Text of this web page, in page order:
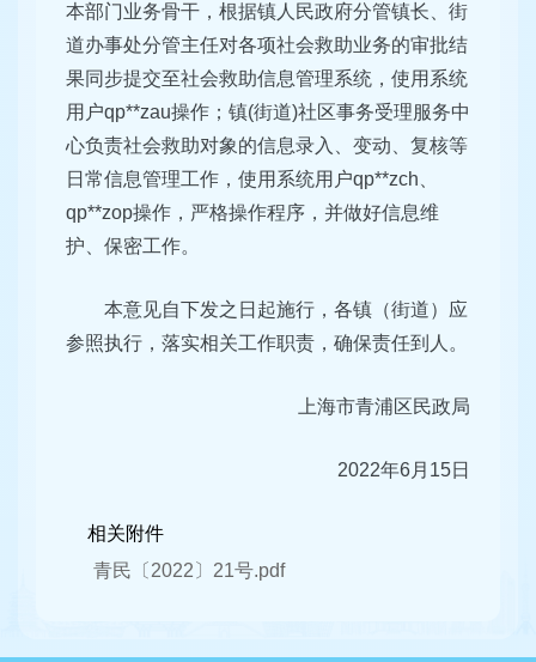
本部门业务骨干，根据镇人民政府分管镇长、街
道办事处分管主任对各项社会救助业务的审批结
果同步提交至社会救助信息管理系统，使用系统
用户qp**zau操作；镇(街道)社区事务受理服务中
心负责社会救助对象的信息录入、变动、复核等
日常信息管理工作，使用系统用户qp**zch、
qp**zop操作，严格操作程序，并做好信息维
护、保密工作。
本意见自下发之日起施行，各镇（街道）应
参照执行，落实相关工作职责，确保责任到人。
上海市青浦区民政局
2022年6月15日
相关附件
青民〔2022〕21号.pdf